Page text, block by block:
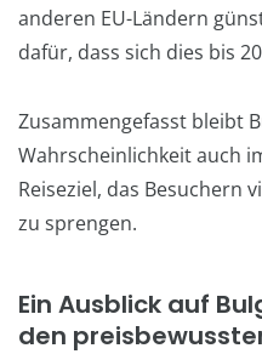
anderen EU-Ländern
dafür, dass sich dies bis
Zusammengefasst bleibt
Wahrscheinlichkeit auch
Reiseziel, das Besuchern
zu sprengen.
Ein Ausblick auf
den